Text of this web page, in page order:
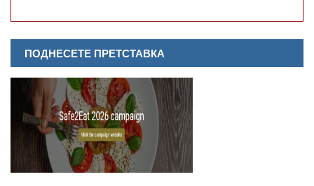
ПОДНЕСЕТЕ ПРЕТСТАВКА